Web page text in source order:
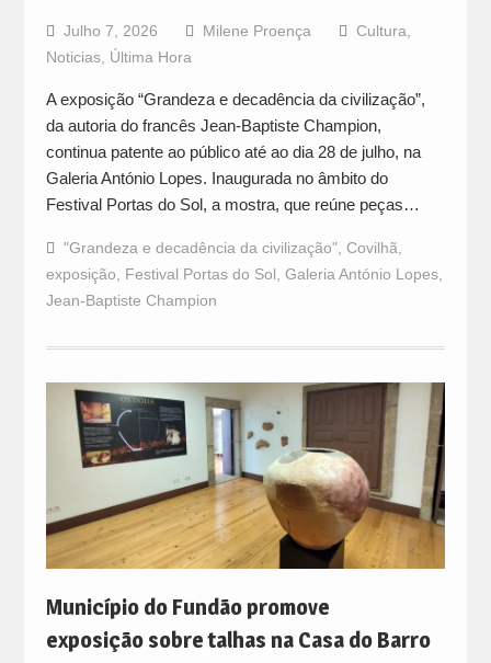
Julho 7, 2026 Milene Proença Cultura
Noticias, Última Hora
A exposição “Grandeza e decadência da civilização”,
da autoria do francês Jean-Baptiste Champion,
continua patente ao público até ao dia 28 de julho, na
Galeria António Lopes. Inaugurada no âmbito do
Festival Portas do Sol, a mostra, que reúne peças…
"Grandeza e decadência da civilização", Covilhã
exposição
Festival Portas do Sol Galeria António Lopes,
Jean-Baptiste Champion
Município do Fundão promove
exposição sobre talhas na Casa do Barro